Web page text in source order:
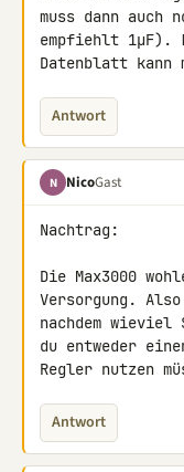
muss dann auch
empfiehlt 1µF).
Datenblatt kann
Antwort
N NicoGast
Nachtrag:
Die Max3000
Versorgung.
nachdem
du entweder
Regler nutzen
Antwort